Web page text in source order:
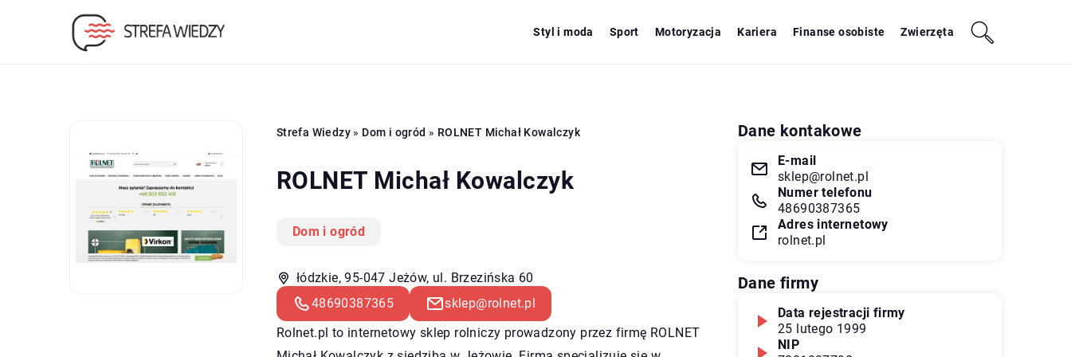
Styl i moda Sport Motoryzacja Kariera Finanse osobiste Zwierzęta
Strefa Wiedzy» Dom i ogród » ROLNET Michał Kowalczyk
ROLNET Michał Kowalczyk
Dom i ogród
łódzkie, 95-047 Jeżów, ul. Brzezińska 60
48690387365
sklep@rolnet.pl
Rolnet.pl to internetowy sklep rolniczy prowadzony przez firmę ROLNET
Dane kontakowe
E-mail
sklep@rolnet.pl
Numer telefonu
48690387365
Adres internetowy
rolnet.pl
Dane firmy
Data rejestracji firmy
25 lutego 1999
NIP